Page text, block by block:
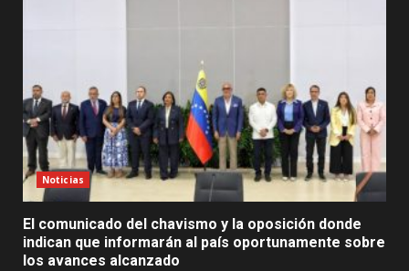
Noticias
El comunicado del chavismo y la oposición donde
indican que informarán al país oportunamente sobre
los avances alcanzado